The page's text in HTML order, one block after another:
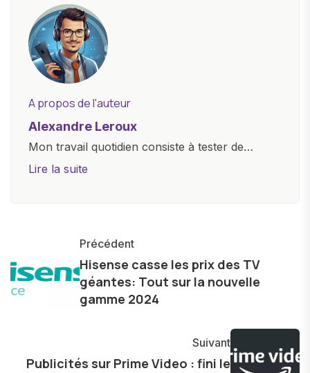
A propos de l'auteur
Alexandre Leroux
Mon travail quotidien consiste à tester de
nouveaux appareils, à rédiger des critiques
informations précises et pertinentes pour aider
les consommateurs à comprendre et à naviguer
dans le paysage technologique en constante
Lire la suite
Précédent
Hisense casse les prix des TV
géantes: Tout sur la nouvelle
gamme 2024
Suivant
Publicités sur Prime Video : fini le